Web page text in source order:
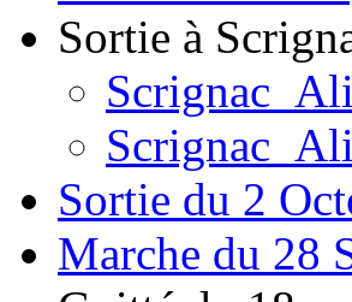
Sortie à
Sortie du 2
Marche du 28